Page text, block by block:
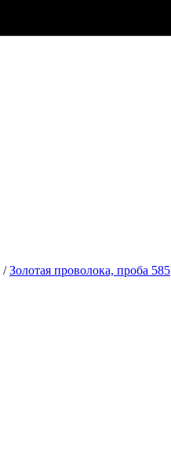
/Золотая проволока, проба 585